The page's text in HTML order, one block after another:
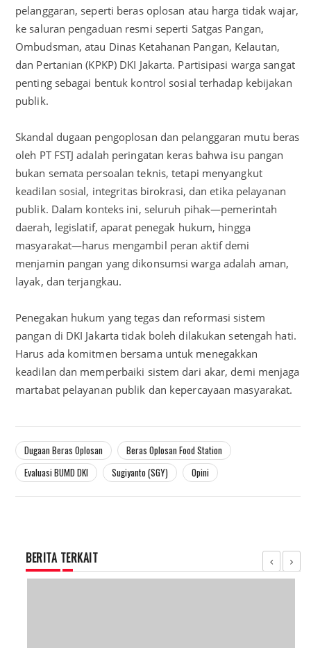
pelanggaran, seperti beras oplosan atau harga tidak wajar,
ke saluran pengaduan resmi seperti Satgas Pangan,
Ombudsman, atau Dinas Ketahanan Pangan, Kelautan,
dan Pertanian (KPKP) DKI Jakarta. Partisipasi warga sangat
penting sebagai bentuk kontrol sosial terhadap kebijakan
publik.
Skandal dugaan pengoplosan dan pelanggaran mutu beras
oleh PT FSTJ adalah peringatan keras bahwa isu pangan
bukan semata persoalan teknis, tetapi menyangkut
keadilan sosial, integritas birokrasi, dan etika pelayanan
publik. Dalam konteks ini, seluruh pihak—pemerintah
daerah, legislatif, aparat penegak hukum, hingga
masyarakat—harus mengambil peran aktif demi
menjamin pangan yang dikonsumsi warga adalah aman,
layak, dan terjangkau.
Penegakan hukum yang tegas dan reformasi sistem
pangan di DKI Jakarta tidak boleh dilakukan setengah hati.
Harus ada komitmen bersama untuk menegakkan
keadilan dan memperbaiki sistem dari akar, demi menjaga
martabat pelayanan publik dan kepercayaan masyarakat.
Dugaan Beras Oplosan
Beras Oplosan Food Station
Evaluasi BUMD DKI
Sugiyanto (SGY) Opini
BERITA TERKAIT